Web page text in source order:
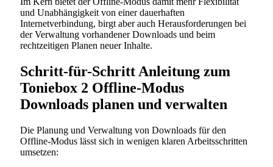
und Unabhängigkeit von einer dauerhaften
Internetverbindung, birgt aber auch Herausforderungen bei
der Verwaltung vorhandener Downloads und beim
rechtzeitigen Planen neuer Inhalte.
Schritt-für-Schritt Anleitung zum
Toniebox 2 Offline-Modus
Downloads planen und verwalten
Die Planung und Verwaltung von Downloads für den
Offline-Modus lässt sich in wenigen klaren Arbeitsschritten
umsetzen: